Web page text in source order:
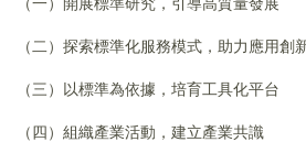
（二）探索標準化服務模式，助力應用創
（三）以標準為依據，培育工具化平台
（四）組織產業活動，建立產業共識